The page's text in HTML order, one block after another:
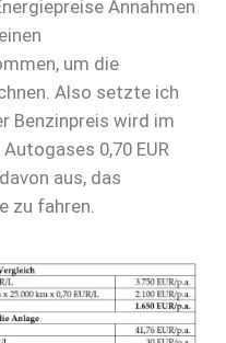
Annahmen
um die
Also setzte ich
Benzinpreis wird im
0,70 EUR
aus, das
zu fahren.